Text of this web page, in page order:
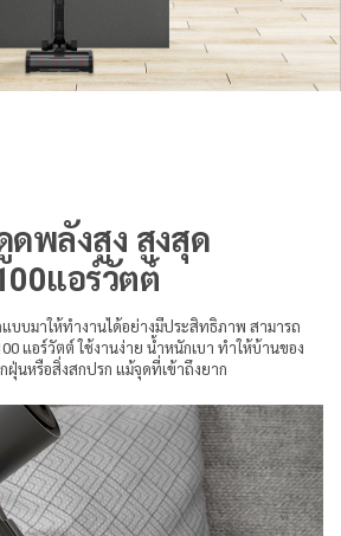
ดพลังสูง สูงสุด
แอร์วัตต์
บบมาให้ทำงานได้อย่างมีประสิทธิภาพ สามารถ
แอร์วัตต์ ใช้งานง่าย น้ำหนักเบา ทำให้บ้านของ
ฝุ่นหรือสิ่งสกปรก แม้จุดที่เข้าถึงยาก